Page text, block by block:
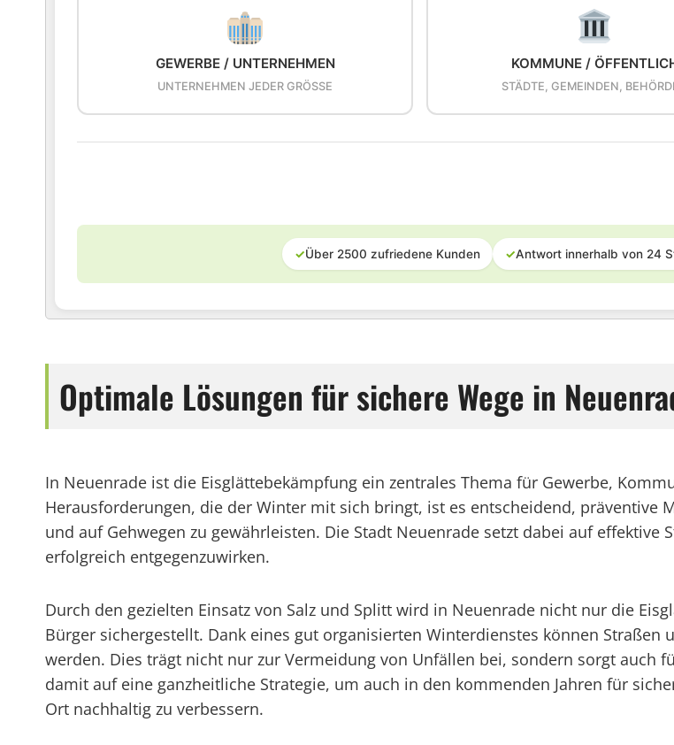
GEWERBE / UNTERNEHMEN
UNTERNEHMEN JEDER GRÖSSE
KOMMUNE /
STÄDTE, GEMEINDEN,
✓Über 2500 zufriedene Kunden ✓Antwort innerhalb von 24
Optimale Lösungen für sichere Wege in
In Neuenrade ist die Eisglättebekämpfung ein zentrales Thema für Gewerbe,
Herausforderungen, die der Winter mit sich bringt, ist es entscheidend, präventive
und auf Gehwegen zu gewährleisten. Die Stadt Neuenrade setzt dabei auf
erfolgreich entgegenzuwirken.
Durch den gezielten Einsatz von Salz und Splitt wird in Neuenrade nicht nur die
Bürger sichergestellt. Dank eines gut organisierten Winterdienstes können
werden. Dies trägt nicht nur zur Vermeidung von Unfällen bei, sondern sorgt auch
damit auf eine ganzheitliche Strategie, um auch in den kommenden Jahren für
Ort nachhaltig zu verbessern.